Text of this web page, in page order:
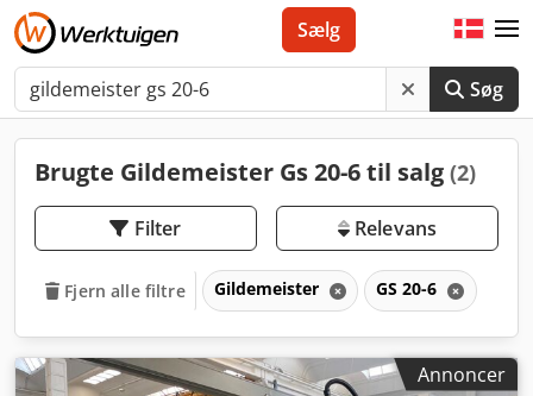
Søg
Sælg
Brugte Gildemeister Gs 20-6 til salg (2)
Filter Relevans
Fjern alle filtre Gildemeister GS 20-6
Annoncer